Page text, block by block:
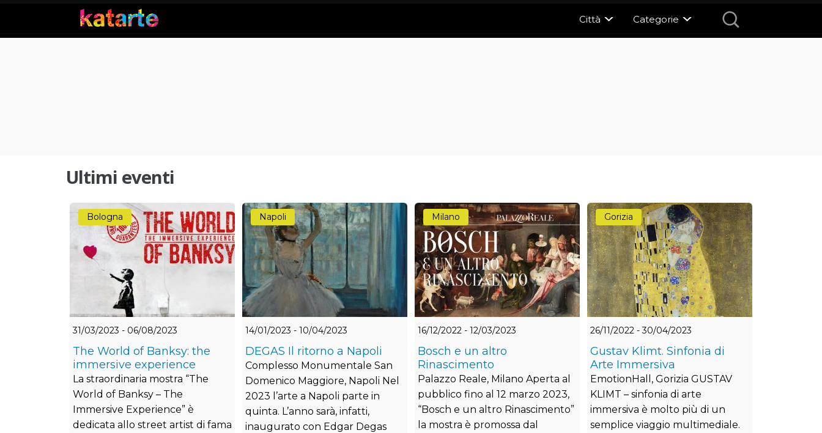
Città Categorie
Ultimi eventi
Bologna
31/03/2023 - 06/08/2023
The World of Banksy: the
immersive experience
La straordinaria mostra “The
World of Banksy – The
Immersive Experience” è
dedicata allo street artist di fama
Napoli
14/01/2023 - 10/04/2023
DEGAS Il ritorno a Napoli
Complesso Monumentale San
Domenico Maggiore, Napoli Nel
2023 l’arte a Napoli parte in
quinta. L’anno sarà, infatti,
inaugurato con Edgar Degas
Milano
16/12/2022 - 12/03/2023
Bosch e un altro
Rinascimento
Palazzo Reale, Milano Aperta al
pubblico fino al 12 marzo 2023,
“Bosch e un altro Rinascimento”
la mostra è promossa dal
Gorizia
26/11/2022 - 30/04/2023
Gustav Klimt. Sinfonia di
Arte Immersiva
EmotionHall, Gorizia GUSTAV
KLIMT – sinfonia di arte
immersiva è molto più di un
semplice viaggio multimediale.